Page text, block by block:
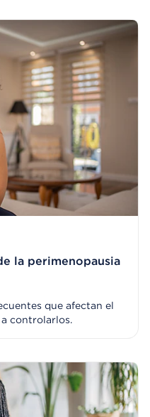
la perimenopausia
que afectan el
controlarlos.